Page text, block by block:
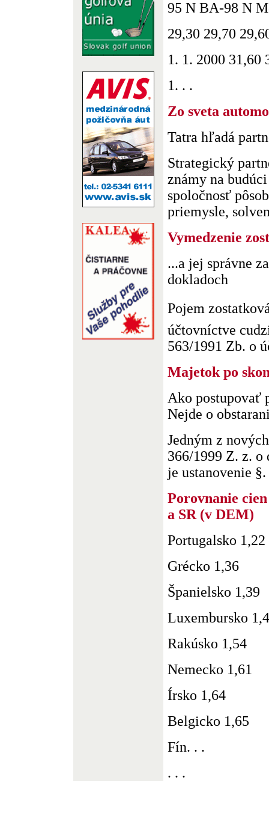
95 N BA-98 N
29,30 29,70
1. 1. 2000 31,60
1. . .
Zo sveta
Tatra hľadá
Strategický
známy na
spoločnosť
priemysle,
Vymedzenie
...a jej správne
dokladoch
Pojem
účtovníctve
563/1991 Zb. o
Majetok po
Ako postupovať
Nejde o
Jedným z
366/1999 Z. z.
je ustanovenie §.
Porovnanie
a SR (v DEM)
Portugalsko 1,22
Grécko 1,36
Španielsko 1,39
Luxembursko
Rakúsko 1,54
Nemecko 1,61
Írsko 1,64
Belgicko 1,65
Fín. . .
. . .